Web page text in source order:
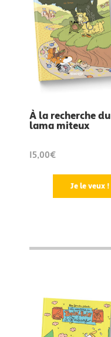
À la recherche du
lama miteux
15,00€
Je le veux !